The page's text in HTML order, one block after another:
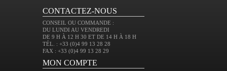
CONTACTEZ-NOUS
CONSEIL OU COMMANDE :
DU LUNDI AU VENDREDI
DE 9 H À 12 H 30 ET DE 14 H À 18 H
TÉL. : +33 (0)4 99 13 28 28
FAX : +33 (0)4 99 13 28 29
MON COMPTE